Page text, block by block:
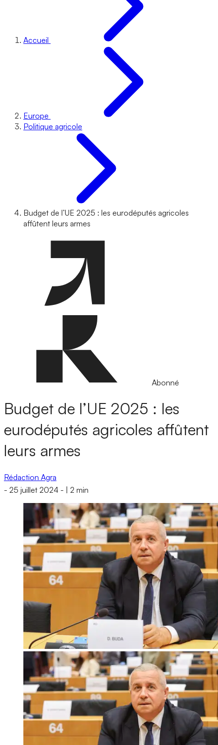
Accueil
Europe
Politique agricole
Budget de l’UE 2025 : les eurodéputés agricoles
affûtent leurs armes
Abonné
Budget de l’UE 2025 : les
eurodéputés agricoles affûtent
leurs armes
Rédaction Agra
- 25 juillet 2024 - 2 min